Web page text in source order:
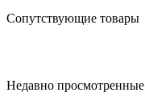
Сопутствующие товары
Недавно просмотренные